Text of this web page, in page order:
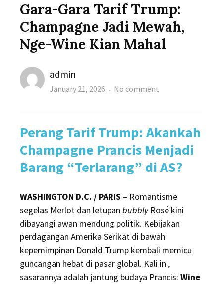
Gara-Gara Tarif Trump:
Champagne Jadi Mewah,
Nge-Wine Kian Mahal
Author
admin
Posted
January 21, 2026 No comment
Tarif
Trump:
Champagne
Jadi
Nge-
Wine
Kian
Mahal
Perang Tarif Trump: Akankah
Champagne Prancis Menjadi
Barang “Terlarang” di AS?
WASHINGTON D.C. / PARIS – Romantisme
segelas Merlot dan letupan bubblyRosé kini
dibayangi awan mendung politik. Kebijakan
perdagangan Amerika Serikat di bawah
kepemimpinan Donald Trump kembali memicu
guncangan hebat di pasar global. Kali ini,
sasarannya adalah jantung budaya Prancis: Wine